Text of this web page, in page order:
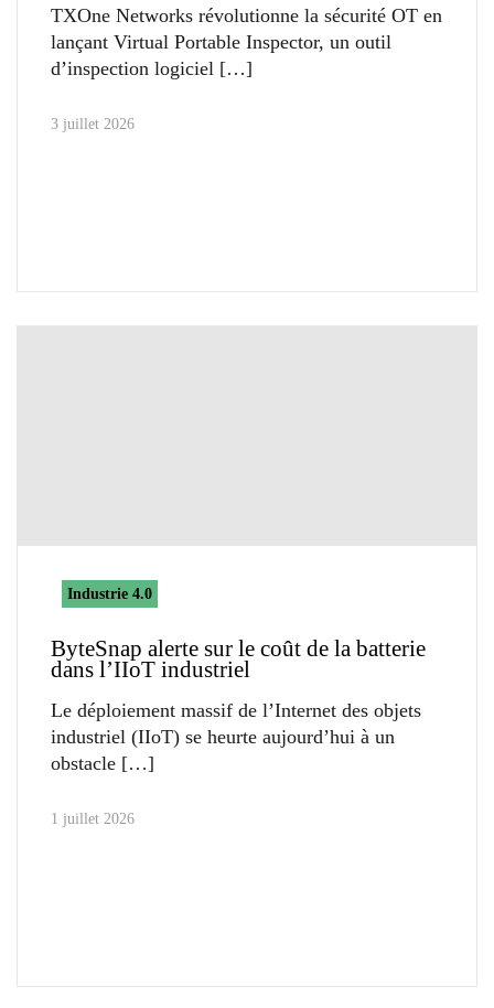
TXOne Networks révolutionne la sécurité OT en
lançant Virtual Portable Inspector, un outil
d’inspection logiciel
3 juillet 2026
Industrie 4.0
ByteSnap alerte sur le coût de la batterie
dans l’IIoT industriel
Le déploiement massif de l’Internet des objets
industriel (IIoT) se heurte aujourd’hui à un
obstacle
1 juillet 2026